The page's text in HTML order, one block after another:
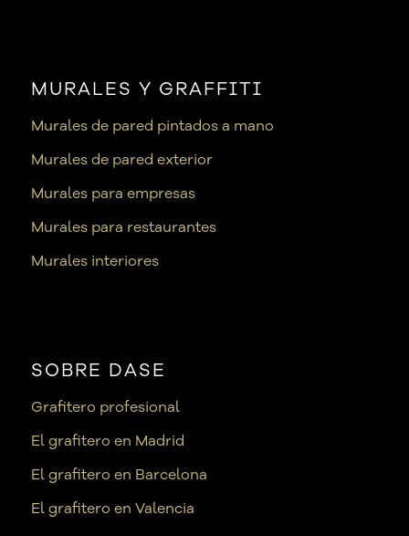
MURALES Y GRAFFITI
Murales de pared pintados a mano
Murales de pared exterior
Murales para empresas
Murales para restaurantes
Murales interiores
SOBRE DASE
Grafitero profesional
El grafitero en Madrid
El grafitero en Barcelona
El grafitero en Valencia